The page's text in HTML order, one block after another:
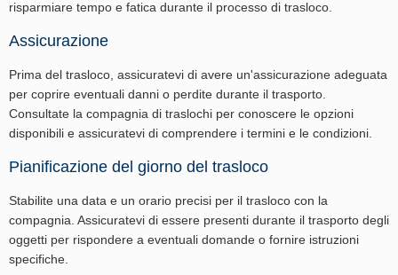
risparmiare tempo e fatica durante il processo di trasloco.
Assicurazione
Prima del trasloco, assicuratevi di avere un'assicurazione adeguata
per coprire eventuali danni o perdite durante il trasporto.
Consultate la compagnia di traslochi per conoscere le opzioni
disponibili e assicuratevi di comprendere i termini e le condizioni.
Pianificazione del giorno del trasloco
Stabilite una data e un orario precisi per il trasloco con la
compagnia. Assicuratevi di essere presenti durante il trasporto degli
oggetti per rispondere a eventuali domande o fornire istruzioni
specifiche.